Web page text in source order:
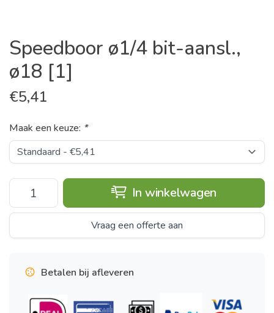
Speedboor ø1/4 bit-aansl.,
ø18 [1]
€5,41
Maak een keuze: *
In winkelwagen
Vraag een offerte aan
Betalen bij afleveren